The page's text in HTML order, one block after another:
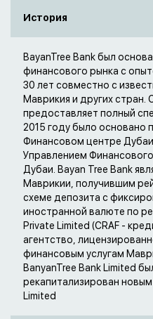
История
BayanTree Bank был
финансового рынка с
30 лет совместно с
Маврикия и других стран.
предоставляет полный
2015 году было основано
Финансовом центре
Управлением
Дубаи. Bayan Tree Bank
Маврикии, получившим
схеме депозита с
иностранной валюте по
Private Limited (CRAF -
агентство,
финансовым услугам
BanyanTree Bank Limited
рекапитализирован
Limited